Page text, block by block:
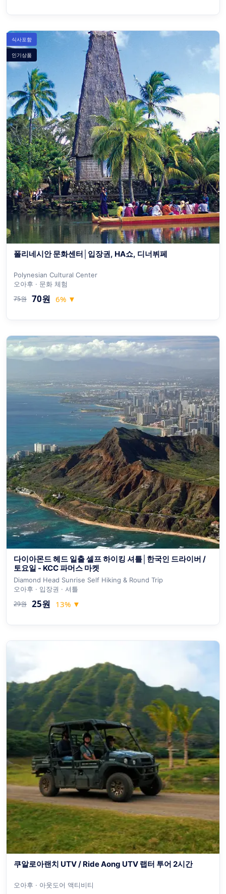
식사포함
인기상품
폴리네시안 문화센터│입장권, HA쇼, 디너뷔페
Polynesian Cultural Center
오아후 · 문화 체험
75원 70원 6% ▼
다이아몬드 헤드 일출 셀프 하이킹 셔틀│한국인 드라이버 /
토요일 - KCC 파머스 마켓
Diamond Head Sunrise Self Hiking & Round Trip
오아후 · 입장권 · 셔틀
29원 25원 13% ▼
쿠알로아랜치 UTV / Ride Aong UTV 랩터 투어 2시간
오아후 · 아웃도어 액티비티